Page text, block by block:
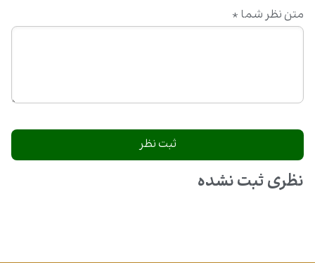
متن نظر شما *
نظری ثبت نشده